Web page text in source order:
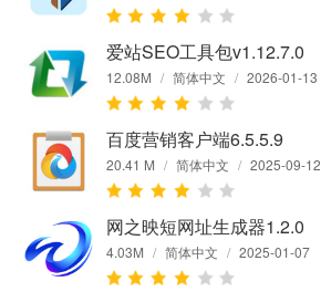
爱站SEO工具包v1.12.7.0
12.08M / 简体中文 / 2026-01-13
百度营销客户端6.5.5.9
20.41 M / 简体中文 / 2025-09-12
网之映短网址生成器1.2.0
4.03M / 简体中文 / 2025-01-07